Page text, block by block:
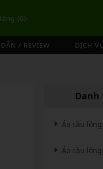
(0)
Túi Cầu Lông
Túi Cầu Lông
Túi Cầu Lông
/ REVIEW
DỊCH VỤ
Áo cầu lông
Áo cầu